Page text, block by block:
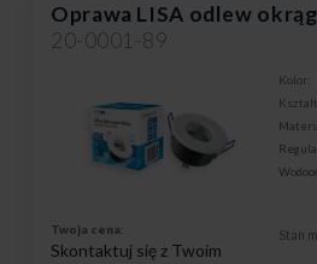
Oprawa LISA odlew
20-0001-89
Kolor:
Kształt:
Twoja cena:
Skontaktuj się z Twoim
Stan